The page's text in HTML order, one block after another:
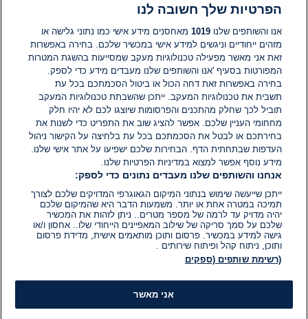
תגובות
אין עדיין תגובות. היה הראשון להגיב
הוסף תגובה
הפרטיות שלך חשובה לנו
אנו והשותפים שלנו1019 מאחסנים מידע אישי כמו נתוני גלישה או
מזהים ייחודיים וניגשים למידע אישי במכשיר שלכם. בחירה באפשרות
זאת אני מאשר מפעילה טכנולוגיות מעקב שמסייעות בהשגת המטרות
המפורטות בסעיף 'אנו והשותפים שלנו מעבדים מידע כדי לספק.
בחירה באפשרות זאת דחה הכול או ביטול הסכמתכם בכל עת
תשבית את טכנולוגיות המעקב. ייתכן שהשבתת טכנולוגיות המעקב
תוביל לכך שחלק מהתכנים והפרסומות שיוצגו לכם לא יהיו חלק
מחחומי העניין שלכם. אפשר להציג שוב את התפריט כדי לשנות את
בחירתכם או לבטל את הסכמתכם בכל עת בלחיצה על הקישור ניהול
העדפות שבתחתית הדף. הבחירות שלכם ישפיעו על אתר אישי שלנו.
מידע נוסף אפשר למצוא במדיניות הפרטיות שלנו.
אנחנו והשותפים שלנו מעבדים נתונים כדי לספק:
ייתכן שייעשה שימוש בנתוני המיקום הגאוגרפי המדויקים שלכם לצורך
תמיכה במטרה אחת או יותר. משמעות הדבר היא שהמיקום שלכם
יהיה מדויק עד לרמה של מספר מטרים.. ניתן לזהות את המכשיר
שלכם על סמך סריקה של שילוב המאפיינים הייחודי שלו.. אחסון ו/או
גישה למידע במכשיר. פרסום ותוכן מותאמים אישית, מדידת פרסום
ותוכן, ניתוח קהל ופיתוח שירותים .
(רשימת שותפים (ספקים
אני מאשר